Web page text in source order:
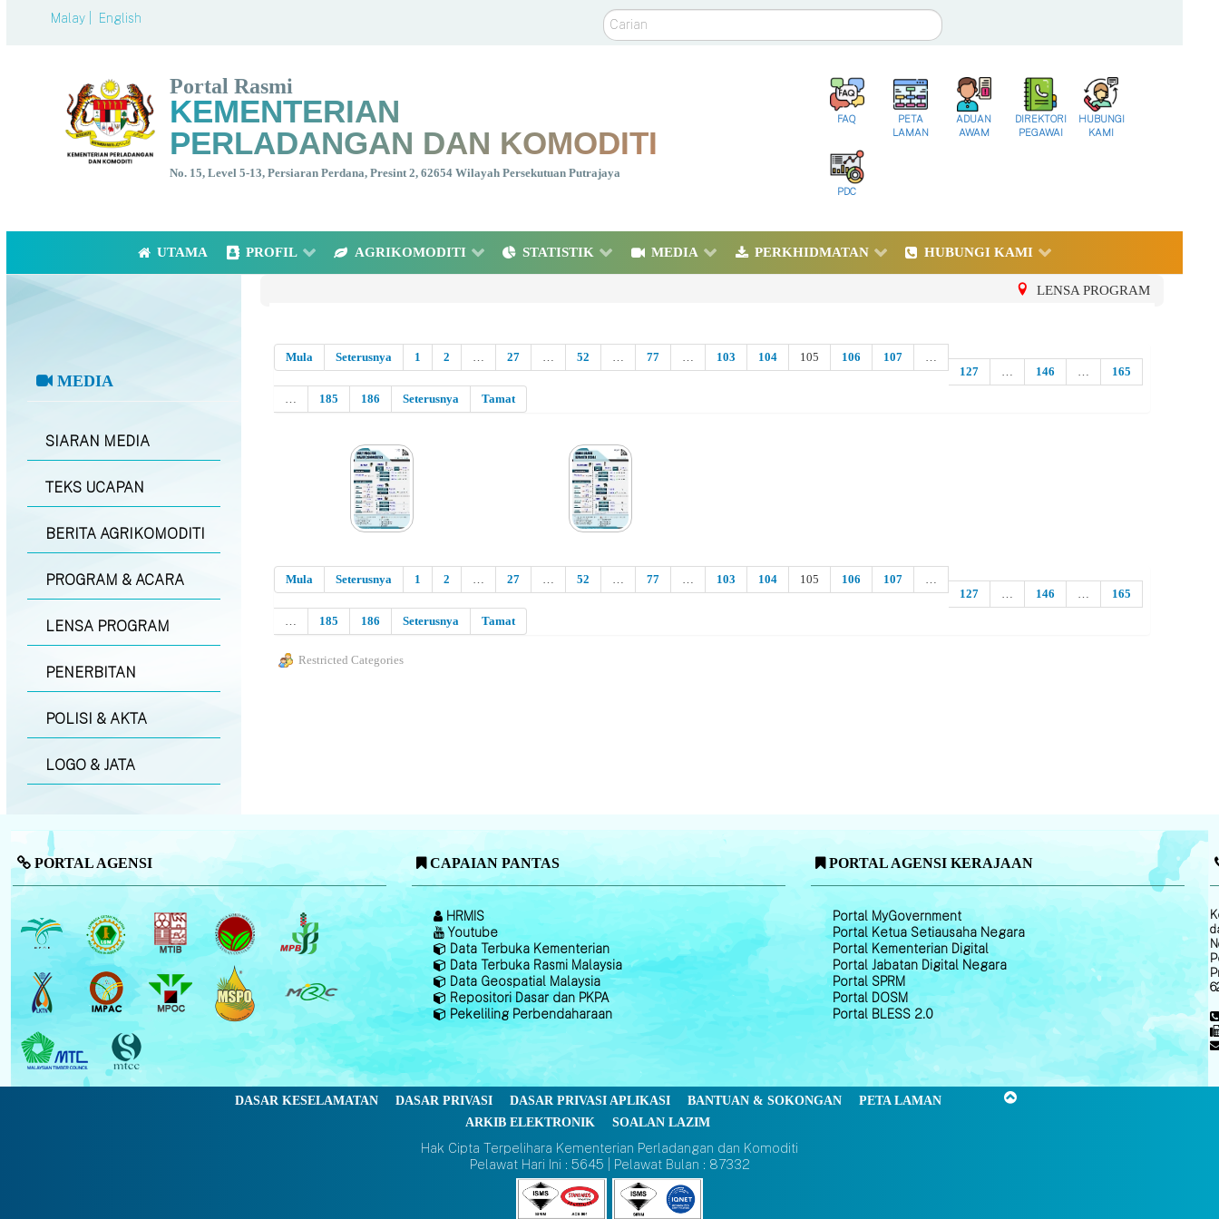
Malay | English Carian
Portal Rasmi
KEMENTERIAN
PERLADANGAN DAN KOMODITI
No. 15, Level 5-13, Persiaran Perdana, Presint 2, 62654 Wilayah Persekutuan Putrajaya
FAQ
PETA
LAMAN
ADUAN
AWAM
DIREKTORI
PEGAWAI
HUBUNGI
KAMI
PDC
UTAMA PROFIL AGRIKOMODITI STATISTIK MEDIA PERKHIDMATAN HUBUNGI KAMI
MEDIA
SIARAN MEDIA
TEKS UCAPAN
BERITA AGRIKOMODITI
PROGRAM & ACARA
LENSA PROGRAM
PENERBITAN
POLISI & AKTA
LOGO & JATA
LENSA PROGRAM
Mula Seterusnya 1 2 27 52 77 103 104 105 106 107
127
146
165
185 186 Seterusnya Tamat
Mula Seterusnya 1 2 … 27 … 52 … 77 … 103 104 105 106 107
…
127
… 146 …
165
…
185 186 Seterusnya Tamat
Restricted Categories
PORTAL AGENSI CAPAIAN PANTAS
HRMIS
Youtube
Data Terbuka Kementerian
Data Terbuka Rasmi Malaysia
Data Geospatial Malaysia
Repositori Dasar dan PKPA
Pekeliling Perbendaharaan
PORTAL AGENSI KERAJAAN
Portal MyGovernment
Portal Ketua Setiausaha Negara
Portal Kementerian Digital
Portal Jabatan Digital Negara
Portal SPRM
Portal DOSM
Portal BLESS 2.0
DASAR KESELAMATAN DASAR PRIVASI DASAR PRIVASI APLIKASI BANTUAN & SOKONGAN
PETA LAMAN
ARKIB ELEKTRONIK
SOALAN LAZIM
Hak Cipta Terpelihara Kementerian Perladangan dan Komoditi
Pelawat Hari Ini : 5645 | Pelawat Bulan : 87332